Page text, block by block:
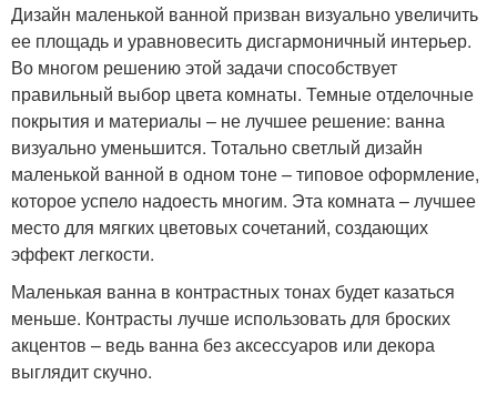
Дизайн маленькой ванной призван визуально увеличить
ее площадь и уравновесить дисгармоничный интерьер.
Во многом решению этой задачи способствует
правильный выбор цвета комнаты. Темные отделочные
покрытия и материалы – не лучшее решение: ванна
визуально уменьшится. Тотально светлый дизайн
маленькой ванной в одном тоне – типовое оформление,
которое успело надоесть многим. Эта комната – лучшее
место для мягких цветовых сочетаний, создающих
эффект легкости.
Маленькая ванна в контрастных тонах будет казаться
меньше. Контрасты лучше использовать для броских
акцентов – ведь ванна без аксессуаров или декора
выглядит скучно.